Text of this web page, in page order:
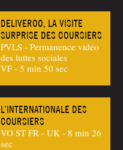
DELIVEROO, LA VISITE
SURPRISE DES COURSIERS
PVLS - Permanence vidéo
des luttes sociales
VF - 5 min 50 sec
L’INTERNATIONALE DES
COURSIERS
VO ST FR - UK - 8 min 26
sec